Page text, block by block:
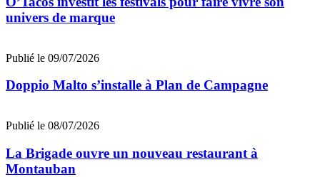
univers de marque
Publié le 09/07/2026
Doppio Malto s’installe à Plan de Campagne
Publié le 08/07/2026
La Brigade ouvre un nouveau restaurant à
Montauban